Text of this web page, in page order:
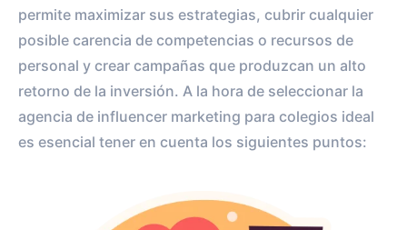
permite maximizar sus estrategias, cubrir cualquier
posible carencia de competencias o recursos de
personal y crear campañas que produzcan un alto
retorno de la inversión. A la hora de seleccionar la
agencia de influencer marketing para colegios ideal
es esencial tener en cuenta los siguientes puntos: